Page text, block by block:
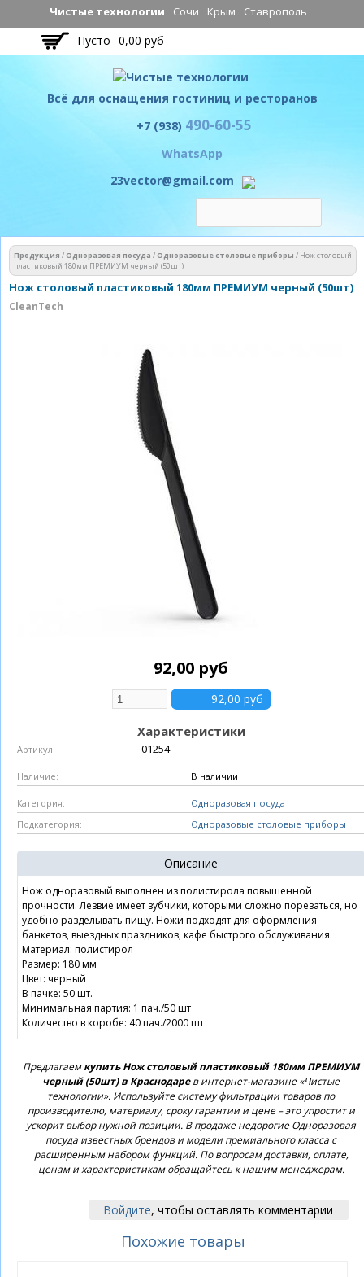
Перейти к
основному
содержанию
Чистые технологии Сочи Крым Ставрополь
Пусто 0,00 руб
Всё для оснащения гостиниц и ресторанов
Чистые технологии
+7 (938) 490-60-55
WhatsApp
23vector@gmail.com
Вы здесь
Продукция / Одноразовая посуда / Одноразовые столовые приборы / Нож столовый
пластиковый 180мм ПРЕМИУМ черный (50шт)
Нож столовый пластиковый 180мм ПРЕМИУМ черный (50шт)
CleanTech
92,00 руб
Характеристики
Артикул: 01254
Наличие: В наличии
Категория: Одноразовая посуда
Подкатегория: Одноразовые столовые приборы
Описание
Нож одноразовый выполнен из полистирола повышенной
прочности. Лезвие имеет зубчики, которыми сложно порезаться, но
удобно разделывать пищу. Ножи подходят для оформления
банкетов, выездных праздников, кафе быстрого обслуживания.
Материал: полистирол
Размер: 180 мм
Цвет: черный
В пачке: 50 шт.
Минимальная партия: 1 пач./50 шт
Количество в коробе: 40 пач./2000 шт
Предлагаемкупить Нож столовый пластиковый 180мм ПРЕМИУМ
черный (50шт) в Краснодарев интернет-магазине «Чистые
технологии». Используйте систему фильтрации товаров по
производителю, материалу, сроку гарантии и цене – это упростит и
ускорит выбор нужной позиции. В продаже недорогие Одноразовая
посуда известных брендов и модели премиального класса с
расширенным набором функций. По вопросам доставки, оплате,
ценам и характеристикам обращайтесь к нашим менеджерам.
Войдите, чтобы оставлять комментарии
Похожие товары